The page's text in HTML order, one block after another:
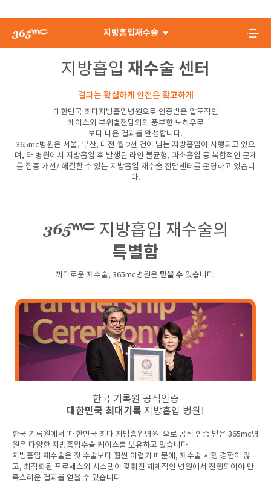
지방흡입재수술
지방흡입 재수술 센터
결과는 확실하게 안전은 확고하게
대한민국 최다지방흡입병원으로 인증받은 압도적인
케이스와 부위별전담의의 풍부한 노하우로
보다 나은 결과를 완성합니다.
365mc병원은 서울, 부산, 대전 월 2천 건이 넘는 지방흡입이 시행되고 있으
며, 타 병원에서 지방흡입 후 발생된 라인 불균형, 과소흡입 등 복합적인 문제
를 집중 개선/ 해결할 수 있는 지방흡입 재수술 전담센터를 운영하고 있습니
다.
지방흡입 재수술의
특별함
까다로운 재수술, 365mc병원은 믿을 수 있습니다.
한국 기록원 공식인증
대한민국 최대기록 지방흡입 병원!
한국 기록원에서 ‘대한민국 최다 지방흡입병원’ 으로 공식 인증 받은 365mc병
원은 다양한 지방흡입수술 케이스를 보유하고 있습니다.
지방흡입 재수술은 첫 수술보다 훨씬 어렵기 때문에, 재수술 시행 경험이 많
고, 최적화된 프로세스와 시스템이 갖춰진 체계적인 병원에서 진행되어야 만
족스러운 결과를 얻을 수 있습니다.